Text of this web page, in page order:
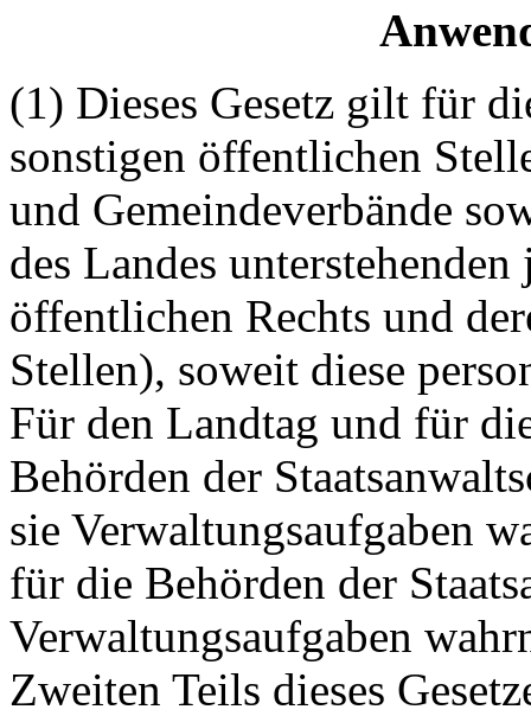
(1) Dieses Gesetz gilt für
sonstigen öffentlichen
und Gemeindeverbände
des Landes
öffentlichen Rechts und
Stellen), soweit diese
Für den Landtag und für
Behörden der
sie Verwaltungsaufgaben
für die Behörden der
Verwaltungsaufgaben
Zweiten Teils dieses